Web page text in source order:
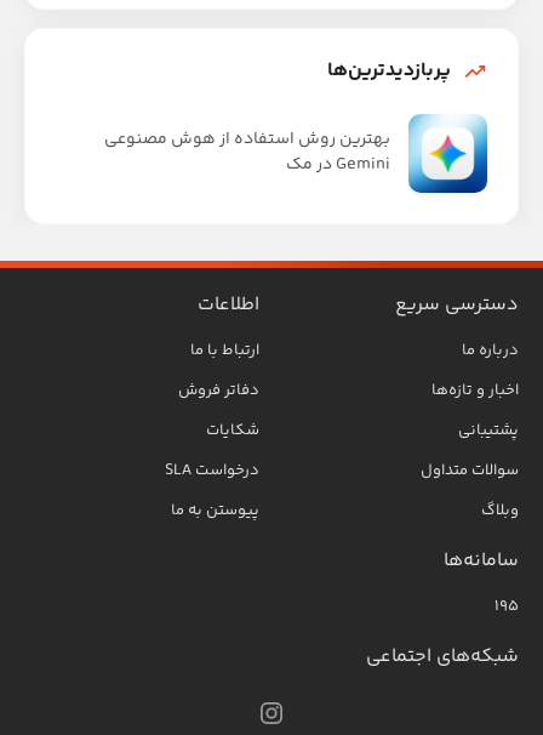
پربازدیدترین‌ها
بهترین روش استفاده از هوش مصنوعی
Gemini در مک
دسترسی سریع
درباره ما
اخبار و تازه‌ها
پشتیبانی
سوالات متداول
وبلاگ
اطلاعات
ارتباط با ما
دفاتر فروش
شکایات
درخواست SLA
پیوستن به ما
سامانه‌ها
۱۹۵
شبکه‌های اجتماعی